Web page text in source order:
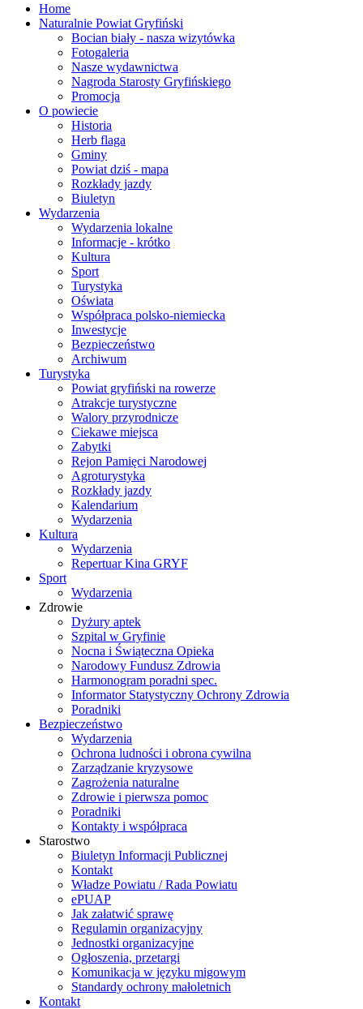
Home
Naturalnie Powiat Gryfiński
Bocian biały - nasza wizytówka
Fotogaleria
Nasze wydawnictwa
Nagroda Starosty Gryfińskiego
Promocja
O powiecie
Historia
Herb flaga
Gminy
Powiat dziś - mapa
Rozkłady jazdy
Biuletyn
Wydarzenia
Wydarzenia lokalne
Informacje - krótko
Kultura
Sport
Turystyka
Oświata
Współpraca polsko-niemiecka
Inwestycje
Bezpieczeństwo
Archiwum
Turystyka
Powiat gryfiński na rowerze
Atrakcje turystyczne
Walory przyrodnicze
Ciekawe miejsca
Zabytki
Rejon Pamięci Narodowej
Agroturystyka
Rozkłady jazdy
Kalendarium
Wydarzenia
Kultura
Wydarzenia
Repertuar Kina GRYF
Sport
Wydarzenia
Zdrowie
Dyżury aptek
Szpital w Gryfinie
Nocna i Świąteczna Opieka
Narodowy Fundusz Zdrowia
Harmonogram poradni spec.
Informator Statystyczny Ochrony Zdrowia
Poradniki
Bezpieczeństwo
Wydarzenia
Ochrona ludności i obrona cywilna
Zarządzanie kryzysowe
Zagrożenia naturalne
Zdrowie i pierwsza pomoc
Poradniki
Kontakty i współpraca
Starostwo
Biuletyn Informacji Publicznej
Kontakt
Władze Powiatu / Rada Powiatu
ePUAP
Jak załatwić sprawę
Regulamin organizacyjny
Jednostki organizacyjne
Ogłoszenia, przetargi
Komunikacja w języku migowym
Standardy ochrony małoletnich
Kontakt